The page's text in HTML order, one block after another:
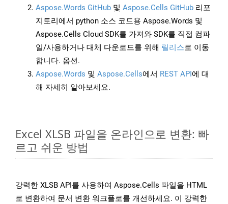
Aspose.Words GitHub 및 Aspose.Cells GitHub 리포
지토리에서 python 소스 코드용 Aspose.Words 및
Aspose.Cells Cloud SDK를 가져와 SDK를 직접 컴파
일/사용하거나 대체 다운로드를 위해 릴리스로 이동
합니다. 옵션.
Aspose.Words 및 Aspose.Cells에서 REST API에 대
해 자세히 알아보세요.
Excel XLSB 파일을 온라인으로 변환: 빠
르고 쉬운 방법
강력한 XLSB API를 사용하여 Aspose.Cells 파일을 HTML
로 변환하여 문서 변환 워크플로를 개선하세요. 이 강력한